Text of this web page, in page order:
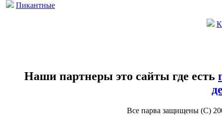
Пикантные
Наши партнеры это сайты где есть
Все парва защищены (С)